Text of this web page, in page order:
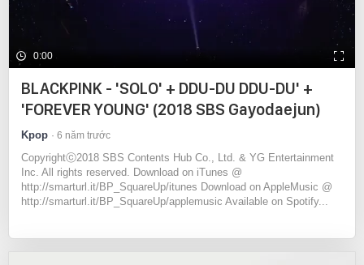
0:00
BLACKPINK - 'SOLO' + DDU-DU DDU-DU' +
'FOREVER YOUNG' (2018 SBS Gayodaejun)
Kpop 6 năm trước
Copyrightⓒ2018 SBS Contents Hub Co., Ltd. & YG Entertainment
Inc. All rights reserved. Download on iTunes @
http://smarturl.it/BP_SquareUp/itunes Download on AppleMusic @
http://smarturl.it/BP_SquareUp/applemusic Available on Spotify...